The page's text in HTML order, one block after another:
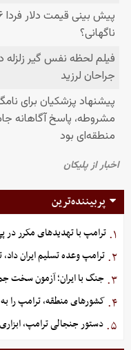
پربیننده‌ترین
۱. ترامپ با تهدیدهای مکرر
۲. ترامپ وعده تسلیم ایران
۳. جنگ با ایران؛ آزمون سخت
۴. کشورهای منطقه، ترامپ را
۵. دستور جنجالی ترامپ،